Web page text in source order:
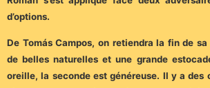
d’options.
De Tomás Campos, on retiendra la fin de
de belles naturelles et une grande
oreille, la seconde est généreuse. Il y a des